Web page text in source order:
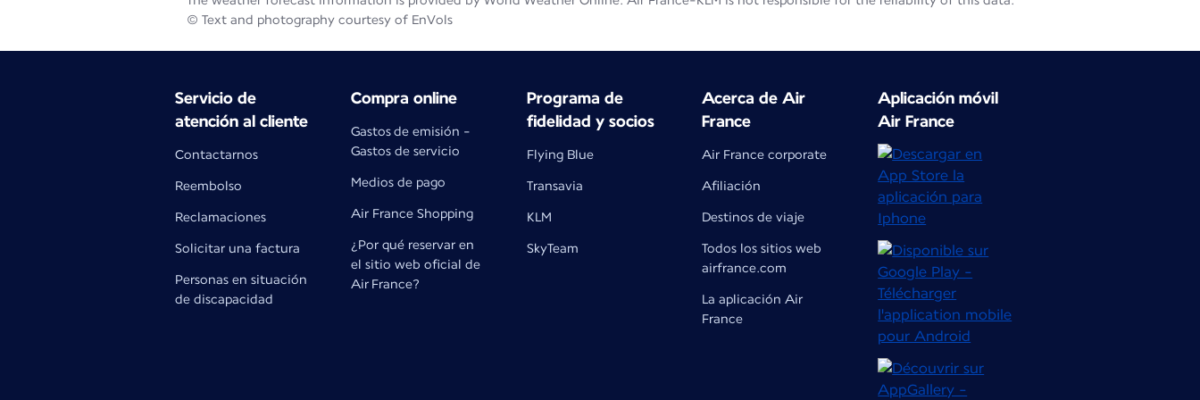
© Text and photography courtesy of EnVols
Servicio de
atención al cliente
Contactarnos
Reembolso
Reclamaciones
Solicitar una factura
Personas en situación
de discapacidad
Compra online
Gastos de emisión -
Gastos de servicio
Medios de pago
Air France Shopping
¿Por qué reservar en
el sitio web oficial de
Air France?
Programa de
fidelidad y socios
Flying Blue
Transavia
KLM
SkyTeam
Acerca de Air
France
Air France corporate
Afiliación
Destinos de viaje
Todos los sitios web
airfrance.com
La aplicación Air
France
Aplicación móvil
Air France